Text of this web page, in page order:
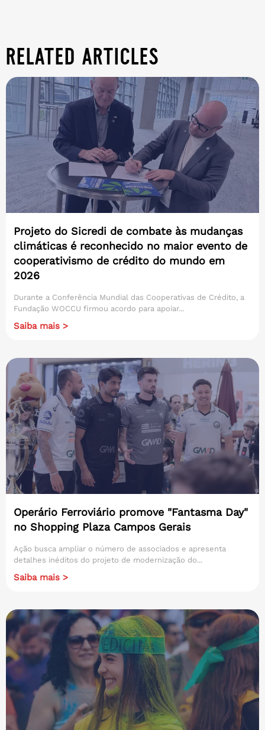
related articles
Projeto do Sicredi de combate às mudanças
climáticas é reconhecido no maior evento de
cooperativismo de crédito do mundo em
2026
Durante a Conferência Mundial das Cooperativas de Crédito, a
Fundação WOCCU firmou acordo para apoiar...
Saiba mais >
Operário Ferroviário promove "Fantasma Day"
no Shopping Plaza Campos Gerais
Ação busca ampliar o número de associados e apresenta
detalhes inéditos do projeto de modernização do...
Saiba mais >